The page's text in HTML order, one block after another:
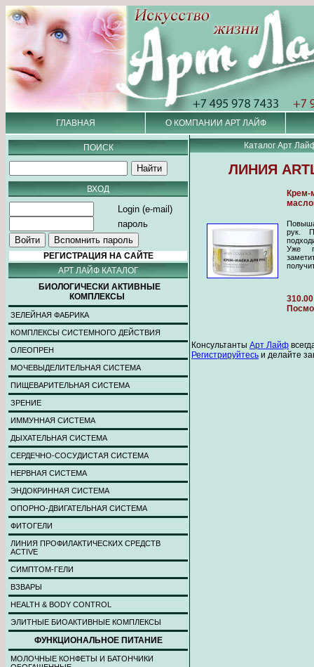
ГЛАВНАЯ О КОМПАНИИ АРТ ЛАЙФ
ПОИСК
ВХОД
Login (e-mail)
пароль
РЕГИСТРАЦИЯ НА САЙТЕ
АРТ ЛАЙФ КАТАЛОГ
БИОЛОГИЧЕСКИ АКТИВНЫЕ
КОМПЛЕКСЫ
ЗЕЛЕЙНАЯ ФАБРИКА
КОМПЛЕКСЫ СИСТЕМНОГО ДЕЙСТВИЯ
ОЛЕОПРЕН
МОЧЕВЫДЕЛИТЕЛЬНАЯ СИСТЕМА
ПИЩЕВАРИТЕЛЬНАЯ СИСТЕМА
ЗРЕНИЕ
ИММУННАЯ СИСТЕМА
ДЫХАТЕЛЬНАЯ СИСТЕМА
СЕРДЕЧНО-СОСУДИСТАЯ СИСТЕМА
НЕРВНАЯ СИСТЕМА
ЭНДОКРИННАЯ СИСТЕМА
ОПОРНО-ДВИГАТЕЛЬНАЯ СИСТЕМА
ФИТОГЕЛИ
ЛИНИЯ ПРОФИЛАКТИЧЕСКИХ СРЕДСТВ
ACTIVE
СИМПТОМ-ГЕЛИ
ВЗВАРЫ
HEALTH & BODY CONTROL
ЭЛИТНЫЕ БИОАКТИВНЫЕ КОМПЛЕКСЫ
ФУНКЦИОНАЛЬНОЕ ПИТАНИЕ
МОЛОЧНЫЕ КОНФЕТЫ И БАТОНЧИКИ
Каталог Арт
ЛИНИЯ
Крем-
рук.
Уже
Консультанты Арт Лайф
Регистрируйтесь и делайте